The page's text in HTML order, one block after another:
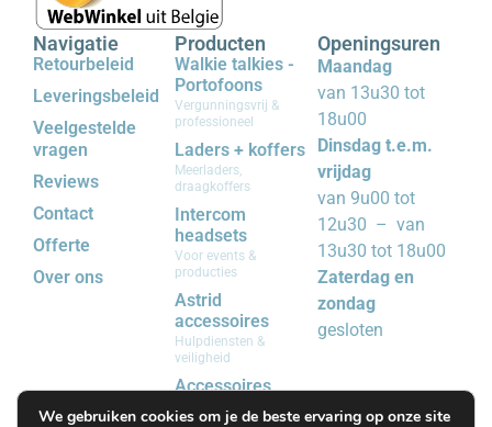
Navigatie
Retourbeleid
Leveringsbeleid
Veelgestelde
vragen
Reviews
Contact
Offerte
Over ons
Producten
Walkie talkies -
Portofoons
Vergunningsvrij &
professioneel
Laders + koffers
Meerladers,
draagkoffers
Intercom
headsets
Voor events &
producties
Astrid
accessoires
Hulpdiensten &
veiligheid
Accessoires
covers
Openingsuren
Maandag
van 13u30 tot
18u00
Dinsdag t.e.m.
vrijdag
van 9u00 tot
12u30 – van
13u30 tot 18u00
Zaterdag en
zondag
gesloten
We gebruiken cookies om je de beste ervaring op onze site